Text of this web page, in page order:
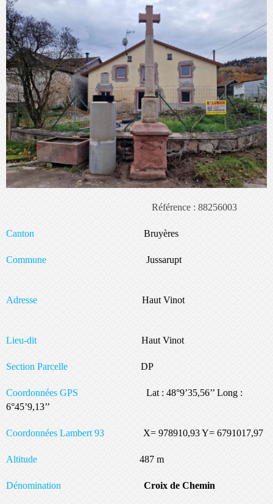
Référence : 88256003
CantonBruyères
CommuneJussarupt
AdresseHaut Vinot
Lieu-ditHaut Vinot
Section ParcelleDP
Coordonnées GPSLat : 48°9’35,56’’ Long :
6°45’9,13’’
Coordonnées Lambert 93X= 978910,93 Y= 6791017,97
Altitude487 m
DénominationCroix de Chemin